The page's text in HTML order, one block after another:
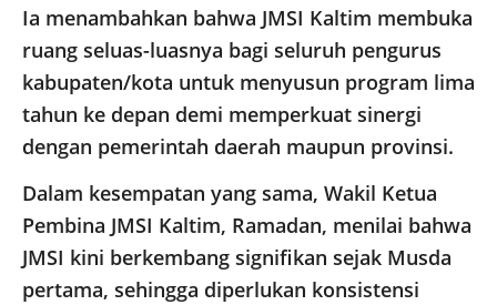
Ia menambahkan bahwa JMSI Kaltim membuka
ruang seluas-luasnya bagi seluruh pengurus
kabupaten/kota untuk menyusun program lima
tahun ke depan demi memperkuat sinergi
dengan pemerintah daerah maupun provinsi.
Dalam kesempatan yang sama, Wakil Ketua
Pembina JMSI Kaltim, Ramadan, menilai bahwa
JMSI kini berkembang signifikan sejak Musda
pertama, sehingga diperlukan konsistensi